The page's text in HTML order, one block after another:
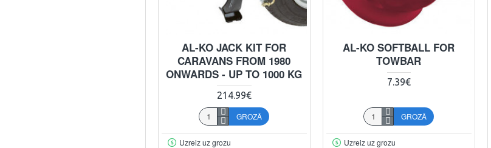
AL-KO JACK KIT FOR
CARAVANS FROM 1980
ONWARDS - UP TO 1000 KG
214.99€
GROZĀ
Uzreiz uz grozu
AL-KO SOFTBALL FOR
TOWBAR
7.39€
GROZĀ
Uzreiz uz grozu